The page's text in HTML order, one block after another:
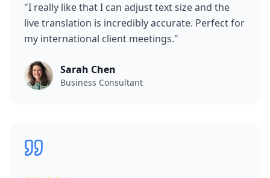
"I really like that I can adjust text size and the
live translation is incredibly accurate. Perfect for
my international client meetings."
Sarah Chen
Business Consultant